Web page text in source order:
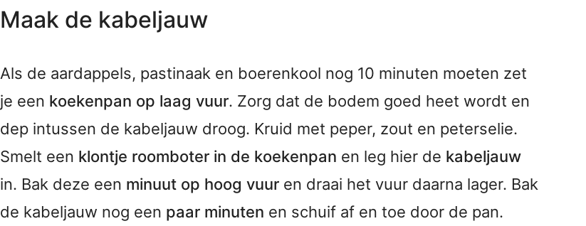
Maak de kabeljauw
Als de aardappels, pastinaak en boerenkool nog 10 minuten moeten zet
je een koekenpan op laag vuur. Zorg dat de bodem goed heet wordt en
dep intussen de kabeljauw droog. Kruid met peper, zout en peterselie.
Smelt een klontje roomboter in de koekenpan en leg hier de kabeljauw
in. Bak deze een minuut op hoog vuuren draai het vuur daarna lager. Bak
de kabeljauw nog een paar minuten en schuif af en toe door de pan.